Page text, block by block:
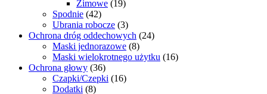
Zimowe (19)
Spodnie (42)
Ubrania robocze (3)
Ochrona dróg oddechowych (24)
Maski jednorazowe (8)
Maski wielokrotnego użytku (16)
Ochrona głowy (36)
Czapki/Czepki (16)
Dodatki (8)